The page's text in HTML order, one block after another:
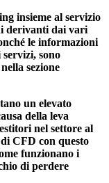
insieme al servizio
derivanti dai vari
le informazioni
servizi, sono
sezione
un elevato
della leva
nel settore al
CFD con questo
funzionano i
di perdere